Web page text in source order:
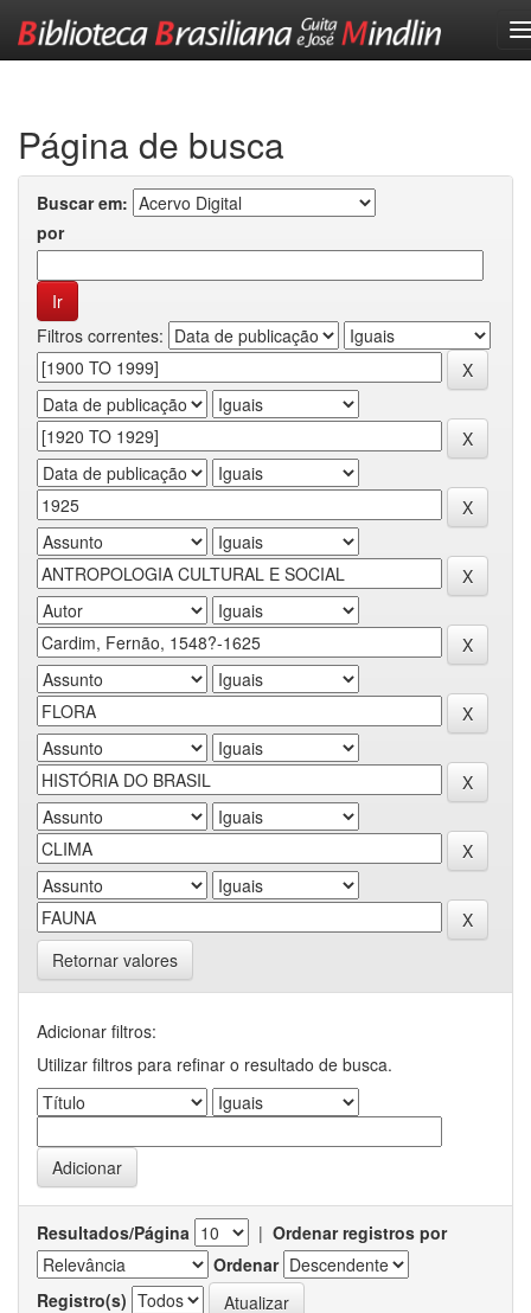
Página de busca
Buscar em:
por
Filtros correntes:
Retornar valores
Adicionar filtros:
Utilizar filtros para refinar o resultado de busca.
Resultados/Página | Ordenar registros por
Ordenar
Registro(s)